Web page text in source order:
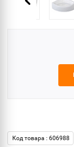
Код товара : 606988